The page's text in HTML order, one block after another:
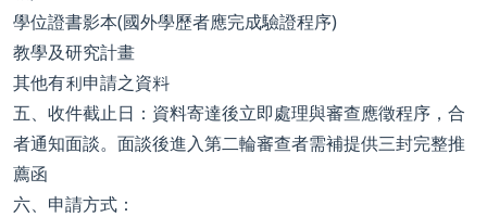
學位證書影本(國外學歷者應完成驗證程序)
教學及研究計畫
其他有利申請之資料
五、收件截止日：資料寄達後立即處理與審查應徵程序，合
者通知面談。面談後進入第二輪審查者需補提供三封完整推
薦函
六、申請方式：